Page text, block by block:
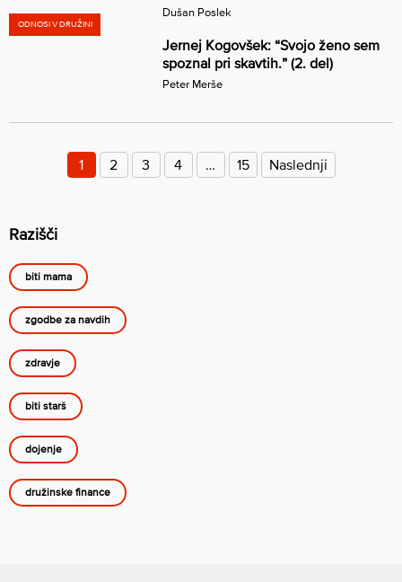
Dušan Poslek
ODNOSI V DRUŽINI
Jernej Kogovšek: “Svojo ženo sem
spoznal pri skavtih.” (2. del)
Peter Merše
prispevkov
1 2 3 4 … 15 Naslednji
Razišči
biti mama
zgodbe za navdih
zdravje
biti starš
dojenje
družinske finance